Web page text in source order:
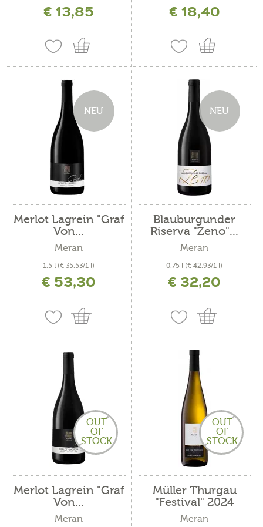
€ 13,85 € 18,40
NEU
Merlot Lagrein "Graf
Von...
Meran
1,5 l (€ 35,53/1 l)
inkl. MwSt. zzgl. Versandkosten
€ 53,30
NEU
Blauburgunder
Riserva "Zeno"...
Meran
0,75 l (€ 42,93/1 l)
inkl. MwSt. zzgl. Versandkosten
€ 32,20
OUT
OF
STOCK
Merlot Lagrein "Graf
Von...
Meran
OUT
OF
STOCK
Müller Thurgau
"Festival" 2024
Meran